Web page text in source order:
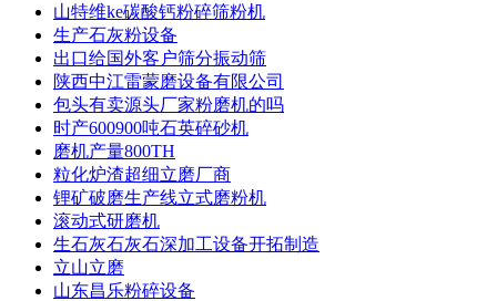
山特维ke碳酸钙粉碎筛粉机
生产石灰粉设备
出口给国外客户筛分振动筛
陕西中江雷蒙磨设备有限公司
包头有卖源头厂家粉磨机的吗
时产600900吨石英碎砂机
磨机产量800TH
粒化炉渣超细立磨厂商
锂矿破磨生产线立式磨粉机
滚动式研磨机
生石灰石灰石深加工设备开拓制造
立山立磨
山东昌乐粉碎设备